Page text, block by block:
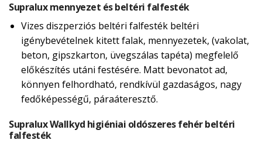
Supralux mennyezet és beltéri falfesték
Vizes diszperziós beltéri falfesték beltéri
igénybevételnek kitett falak, mennyezetek, (vakolat,
beton, gipszkarton, üvegszálas tapéta) megfelelő
előkészítés utáni festésére. Matt bevonatot ad,
könnyen felhordható, rendkívül gazdaságos, nagy
fedőképességű, páraáteresztő.
Supralux Wallkyd higiéniai oldószeres fehér beltéri
falfesték